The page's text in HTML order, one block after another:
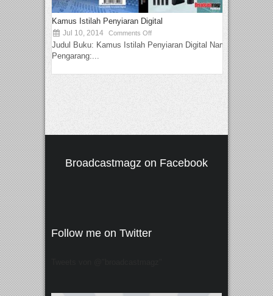
Kamus Istilah Penyiaran Digital
Jul 10, 2014 Comments Off
Judul Buku: Kamus Istilah Penyiaran Digital Nama
Pengarang:...
Broadcastmagz on Facebook
Follow me on Twitter